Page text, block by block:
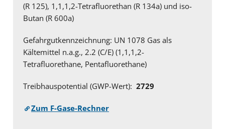
(R 125), 1,1,1,2-Tetrafluorethan (R 134a) und iso-
Butan (R 600a)
Gefahrgutkennzeichnung: UN 1078 Gas als
Kältemittel n.a.g., 2.2 (C/E) (1,1,1,2-
Tetrafluorethane, Pentafluorethane)
Treibhauspotential (GWP-Wert): 2729
Zum F-Gase-Rechner